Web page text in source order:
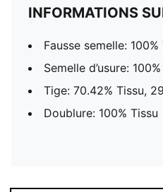
INFORMATIONS
Fausse semelle: 100%
Semelle d’usure:
Tige: 70.42% Tissu,
Doublure: 100% Tissu